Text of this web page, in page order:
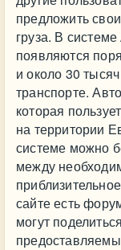
предложить
груза. В
появляются
и около 30
транспорте.
которая
на территории
системе можно
между
сайте есть
могут